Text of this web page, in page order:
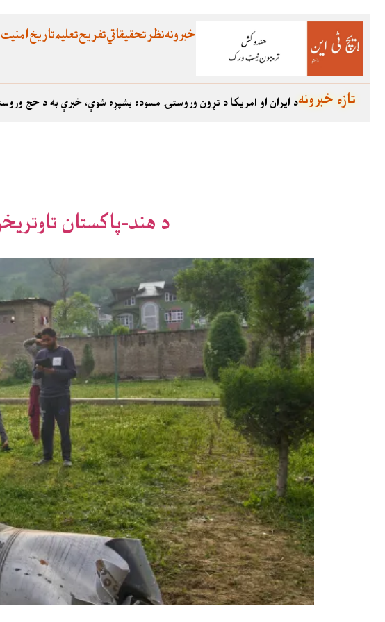
امنیتتاریختعلیمتفریحتحقیقاتينظرخبرونه
د ایران او امریکا د تړون وروستۍ مسوده بشپړه شوې، خبرې به د حجتازه خبرونه
د هند-پاکستان